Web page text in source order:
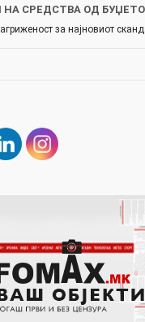
НА СРЕДСТВА ОД
за најновиот